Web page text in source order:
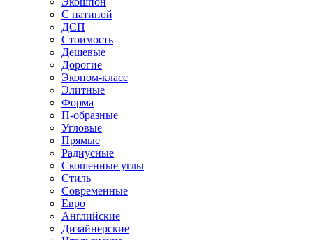
С патиной
ДСП
Стоимость
Дешевые
Дорогие
Эконом-класс
Элитные
Форма
П-образные
Угловые
Прямые
Радиусные
Скошенные углы
Стиль
Современные
Евро
Английские
Дизайнерские